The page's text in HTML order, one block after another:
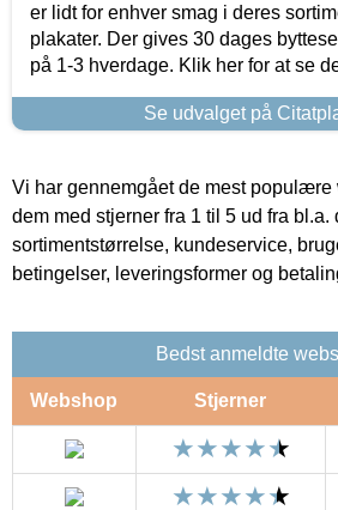
er lidt for enhver smag i deres
plakater. Der gives 30 dages
på 1-3 hverdage. Klik her for at se
Se udvalget på
Vi har gennemgået de mest populære
dem med stjerner fra 1 til 5 ud fra bl.a.
sortimentstørrelse, kundeservice,
betingelser, leveringsformer og
Bedst anmeldte
Webshop Stjerner